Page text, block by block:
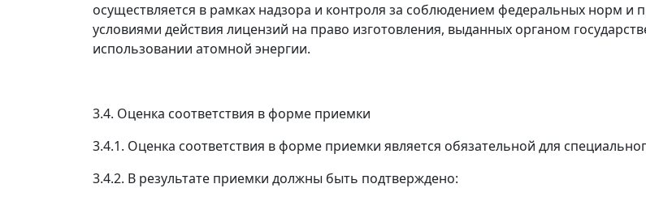
осуществляется в рамках надзора и контроля за соблюдением федеральных норм и
условиями действия лицензий на право изготовления, выданных органом
использовании атомной энергии.
3.4. Оценка соответствия в форме приемки
3.4.1. Оценка соответствия в форме приемки является обязательной для
3.4.2. В результате приемки должны быть подтверждено: